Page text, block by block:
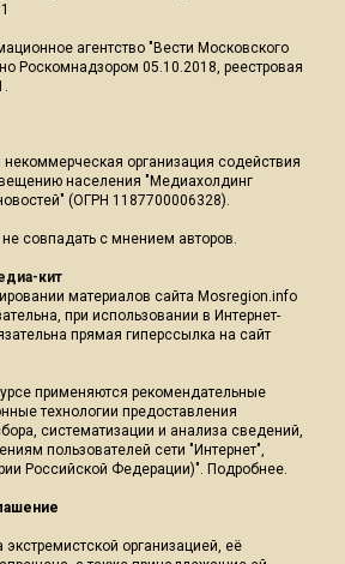
агентство "Вести Московского
Роскомнадзором 05.10.2018, реестровая
организация содействия
населения "Медиахолдинг
(ОГРН 1187700006328).
совпадать с мнением авторов.
кит
материалов сайта Mosregion.info
при использовании в Интернет-
прямая гиперссылка на сайт
применяются рекомендательные
технологии предоставления
систематизации и анализа сведений,
пользователей сети "Интернет",
Российской Федерации)". Подробнее.
организацией, её